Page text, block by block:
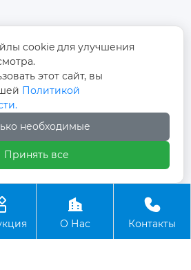
парк Фанси, к северу от
улица Фанси, поселок
город Дэчжоу,
Шаньдун Ланьми

О Нас

Контакты
cookie для улучшения
этот сайт, вы
Политикой
необходимые
Принять все